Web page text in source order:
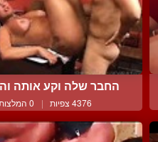
החבר שלה וקע אותה
4376 צפיות | 0 המלצות